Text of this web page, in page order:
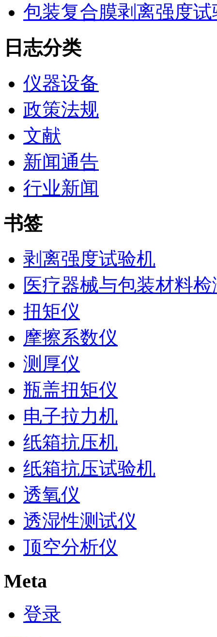
包装复合膜剥离强度
日志分类
仪器设备
政策法规
文献
新闻通告
行业新闻
书签
剥离强度试验机
医疗器械与包装材料检
扭矩仪
摩擦系数仪
测厚仪
瓶盖扭矩仪
电子拉力机
纸箱抗压机
纸箱抗压试验机
透氧仪
透湿性测试仪
顶空分析仪
Meta
登录